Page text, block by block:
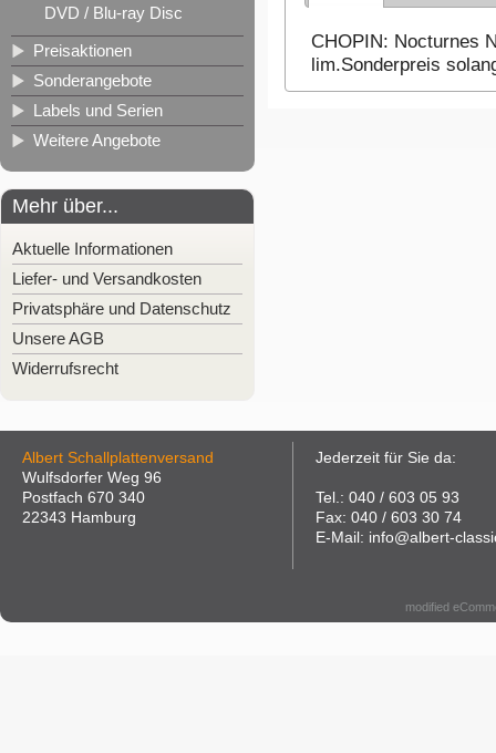
DVD / Blu-ray Disc
Preisaktionen
Sonderangebote
Labels und Serien
Weitere Angebote
Mehr über...
Aktuelle Informationen
Liefer- und Versandkosten
Privatsphäre und Datenschutz
Unsere AGB
Widerrufsrecht
CHOPIN: Nocturnes
lim.Sonderpreis
Albert Schallplattenversand
Wulfsdorfer Weg 96
Postfach 670 340
22343 Hamburg
Jederzeit für Sie da:
Tel.: 040 / 603 05 93
Fax: 040 / 603 30 74
E-Mail: info@albert-
modified